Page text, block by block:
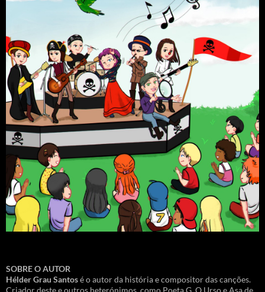
SOBRE O AUTOR
Hélder Grau Santosé o autor da história e compositor das canções.